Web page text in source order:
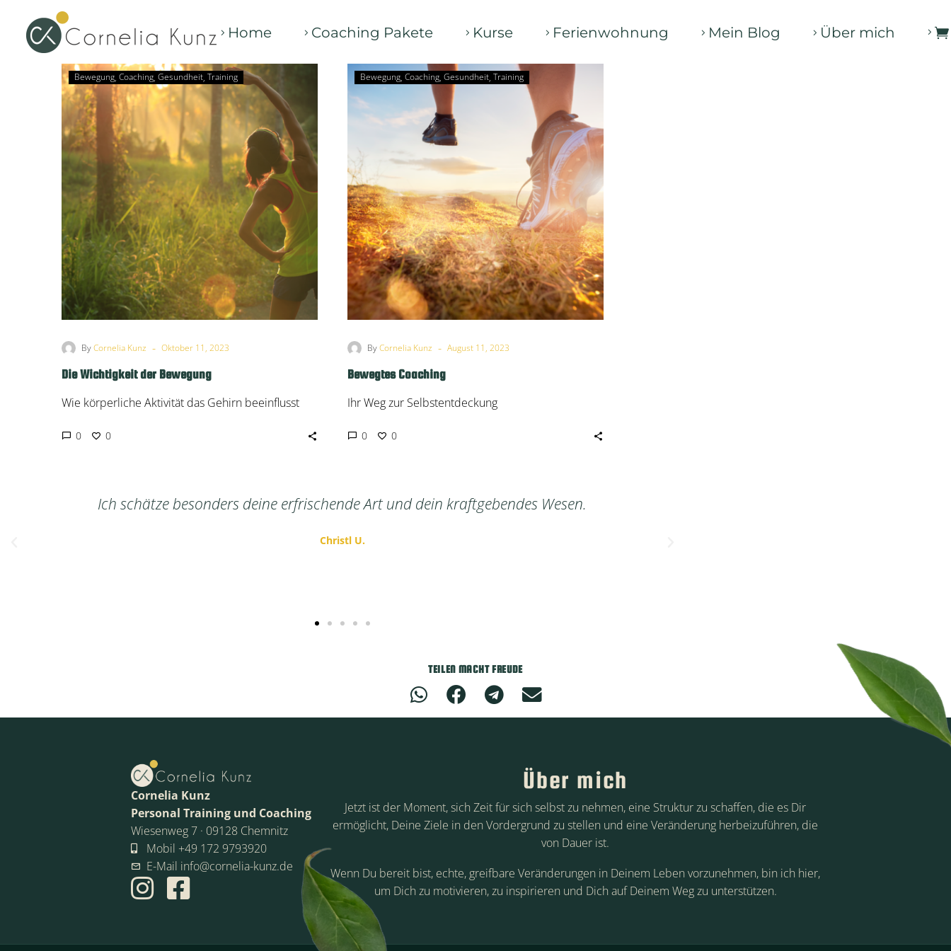
Home Coaching Pakete Kurse Ferienwohnung Mein Blog Über mich
Bewegung Coaching Gesundheit Training
ByCornelia Kunz - Oktober 11, 2023
Die Wichtigkeit der Bewegung
Wie körperliche Aktivität das Gehirn beeinflusst
0 0
Bewegung Coaching Gesundheit Training
ByCornelia Kunz - August 11, 2023
Bewegtes Coaching
Ihr Weg zur Selbstentdeckung
0 0
ich fühle mich von Cornelia bestens betreut, sie motiviert mich und besonders gefällt mir ihre
TEILEN MACHT FREUDE
Cornelia Kunz
Personal Training und Coaching
Wiesenweg 7 · 09128 Chemnitz
Mobil +49 172 9793920
E-Mail info@cornelia-kunz.de
Über mich
Jetzt ist der Moment, sich Zeit für sich selbst zu nehmen, eine Struktur zu schaffen, die es Dir
ermöglicht, Deine Ziele in den Vordergrund zu stellen und eine Veränderung herbeizuführen, die
von Dauer ist.
Wenn Du bereit bist, echte, greifbare Veränderungen in Deinem Leben vorzunehmen, bin ich hier,
um Dich zu motivieren, zu inspirieren und Dich auf Deinem Weg zu unterstützen.